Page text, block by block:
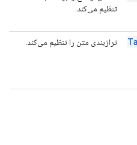
تنظیم می‌کند.
ترازبندی متن را تنظیم می‌کند.